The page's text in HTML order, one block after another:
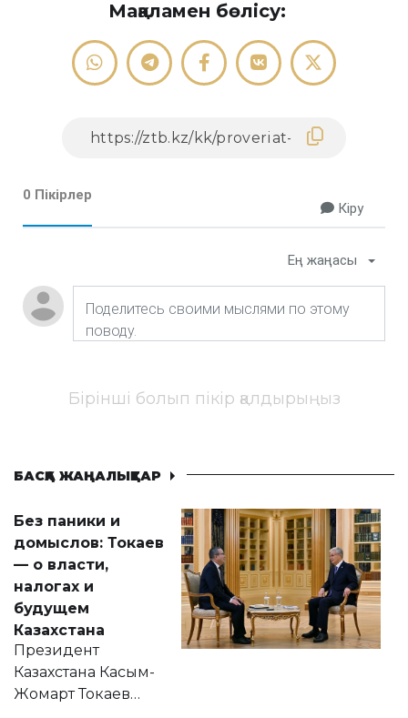
Мақаламен бөлісу:
0 Пікірлер
Кіру
Ең жаңасы
Бірінші болып пікір қалдырыңыз
БАСҚА ЖАҢАЛЫҚТАР
Без паники и
домыслов: Токаев
— о власти,
налогах и
будущем
Казахстана
Президент
Казахстана Касым-
Жомарт Токаев